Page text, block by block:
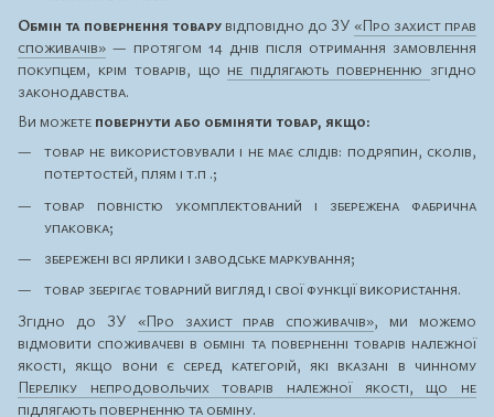
Обмін та повернення товару відповідно до ЗУ «Про захист прав
споживачів» — протягом 14 днів після отримання замовлення
покупцем, крім товарів, що не підлягають поверненню згідно
законодавства.
Ви можете повернути або обміняти товар, якщо:
товар не використовували і не має слідів: подряпин, сколів,
потертостей, плям і т.п .;
товар повністю укомплектований і збережена фабрична
упаковка;
збережені всі ярлики і заводське маркування;
товар зберігає товарний вигляд і свої функції використання.
Згідно до ЗУ «Про захист прав споживачів», ми можемо
відмовити споживачеві в обміні та поверненні товарів належної
якості, якщо вони є серед категорій, які вказані в чинному
Переліку непродовольчих товарів належної якості, що не
підлягають поверненню та обміну.